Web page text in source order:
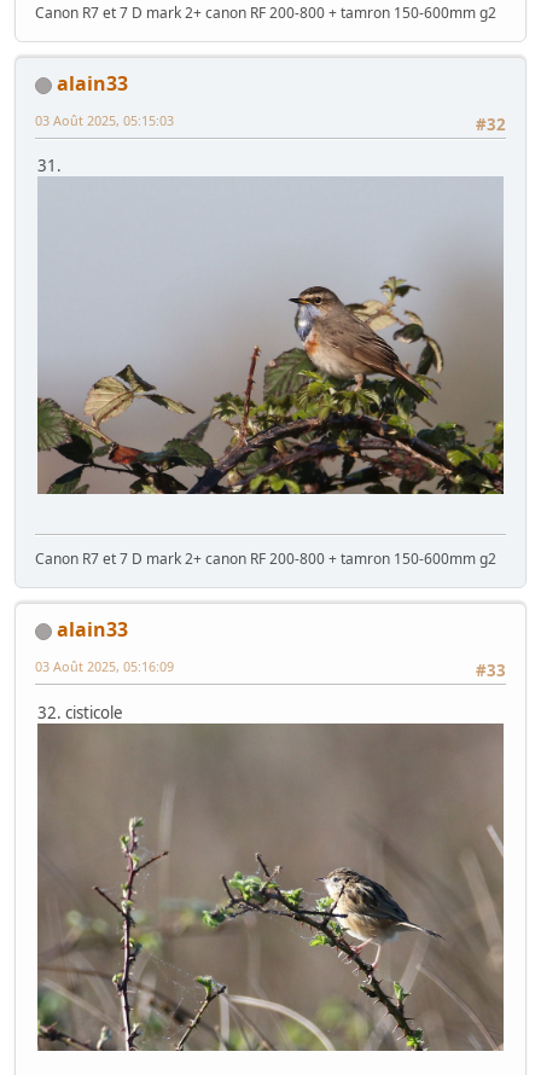
Canon R7 et 7 D mark 2+ canon RF 200-800 + tamron 150-600mm g2
alain33
#32
03 Août 2025, 05:15:03
31.
Canon R7 et 7 D mark 2+ canon RF 200-800 + tamron 150-600mm g2
alain33
#33
03 Août 2025, 05:16:09
32. cisticole